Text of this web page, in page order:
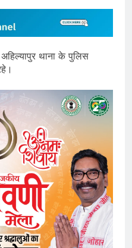
थाना के पुलिस